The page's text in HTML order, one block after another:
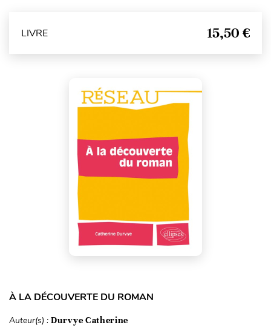
LIVRE 15,50 €
À LA DÉCOUVERTE DU ROMAN
Auteur(s) : Durvye Catherine